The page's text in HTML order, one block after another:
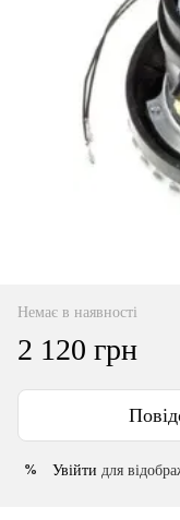
Немає в наявності
2 120 грн
% Увійти для